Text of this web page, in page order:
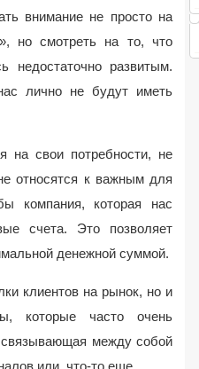
внимание не просто на
но смотреть на то, что
недостаточно развитым.
лично не будут иметь
на свои потребности, не
относятся к важным для
компания, которая нас
счета. Это позволяет
денежной суммой.
клиентов на рынок, но и
которые часто очень
между собой
или, что-то еще.